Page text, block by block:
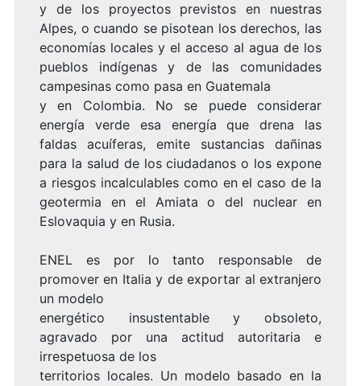
y de los proyectos previstos en nuestras
Alpes, o cuando se pisotean los derechos, las
economías locales y el acceso al agua de los
pueblos indígenas y de las comunidades
campesinas como pasa en Guatemala
y en Colombia. No se puede considerar
energía verde esa energía que drena las
faldas acuíferas, emite sustancias dañinas
para la salud de los ciudadanos o los expone
a riesgos incalculables como en el caso de la
geotermia en el Amiata o del nuclear en
Eslovaquia y en Rusia.
ENEL es por lo tanto responsable de
promover en Italia y de exportar al extranjero
un modelo
energético insustentable y obsoleto,
agravado por una actitud autoritaria e
irrespetuosa de los
territorios locales. Un modelo basado en la